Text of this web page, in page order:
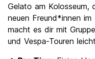
Gelato am Kolosseum,
neuen Freund*innen
macht es dir mit
und Vespa-Touren